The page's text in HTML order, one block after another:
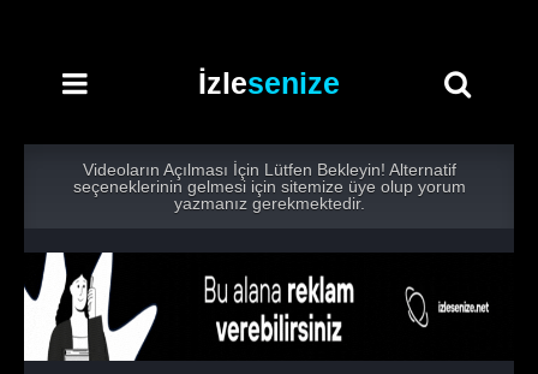
İzlesenize
Videoların Açılması İçin Lütfen Bekleyin! Alternatif
seçeneklerinin gelmesi için sitemize üye olup yorum
yazmanız gerekmektedir.